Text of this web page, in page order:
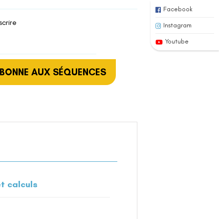
Facebook
Instagram
Youtube
AUX SÉQUENCES
calculs